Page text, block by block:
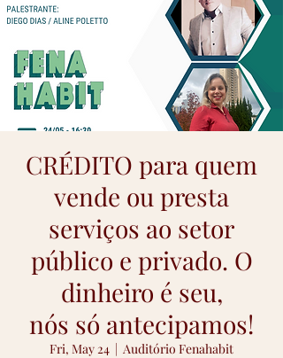
CRÉDITO para quem
vende ou presta
serviços ao setor
público e privado. O
dinheiro é seu,
nós só antecipamos!
Fri, May 24
  |
Auditório Fenahabit